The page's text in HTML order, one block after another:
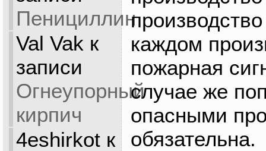
Пенициллин
Val Vak к
записи
Огнеупорный
кирпич
4eshirkotк
каждом
пожарная
случае же
опасными
обязательна.